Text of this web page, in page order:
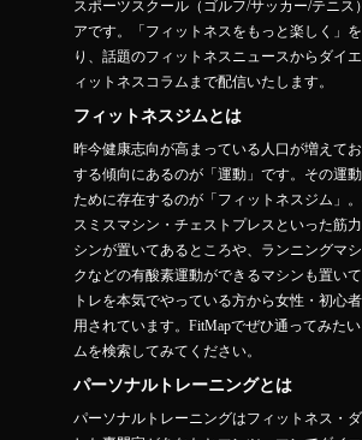
スポーツスクール（ゴルフ/サッカー/テニス
アです。「フィットネスをもっと楽しく」
り、話題のフィットネスニュースからダイ
ィットネスコラムまで配信いたします。
フィットネスジムとは
昨今健康志向が高まっている人口が増えて
する傾向にあるのが「運動」です。その運
ために存在するのが「フィットネスジム」
スミスマシン・チェストプレスといった筋
シンが置いてあるところや、ランニングマ
クなどの有酸素運動ができるマシンも置い
トレを本気でやっている方から女性・初心
用されています。FitMapでぜひ通ってみた
ムを検索してみてください。
パーソナルトレーニングとは
パーソナルトレーニングはフィットネス・